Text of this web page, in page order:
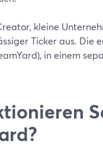
kleine
Ticker aus. Die
in einem